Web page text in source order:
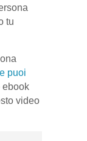
tu
puoi
ebook
video